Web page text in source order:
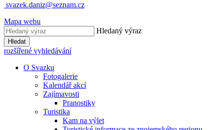
svazek.daniz@seznam.cz
Mapa webu
Hledaný výraz
Hledat
rozšířené vyhledávání
O Svazku
Fotogalerie
Kalendář akcí
Zajímavosti
Pranostiky
Turistika
Kam na výlet